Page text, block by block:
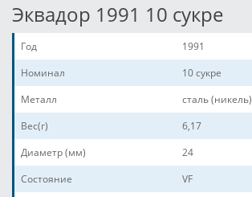
Эквадор 1991 10 сукре
Год
1991
Номинал
10 сукре
Металл
сталь (никель)
Вес(г)
6,17
Диаметр (мм)
24
Состояние
VF